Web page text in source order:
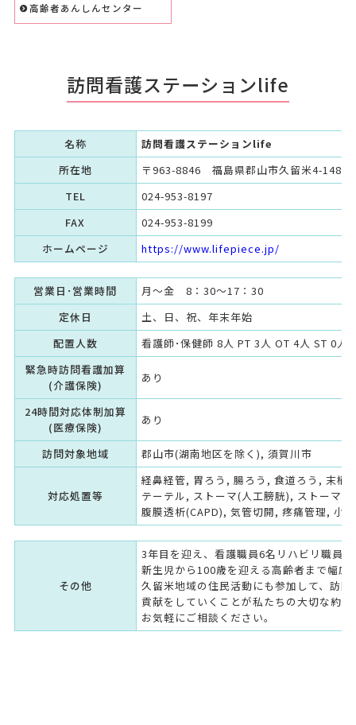
高齢者あんしんセンター
訪問看護ステーションlife
名称
訪問看護ステーションlife
所在地
〒963-8846 福島県郡山市久留米4-148-1
TEL
024-953-8197
FAX
024-953-8199
ホームページ
https://www.lifepiece.jp/
営業日･営業時間
月～金 8：30～17：30
定休日
土、日、祝、年末年始
配置人数
看護師･保健師 8人 PT 3人 OT 4人 ST 0人
緊急時訪問看護加算
(介護保険)
あり
24時間対応体制加算
(医療保険)
あり
訪問対象地域 郡山市(湖南地区を除く), 須賀川市
対応処置等
経鼻経管, 胃ろう, 腸ろう, 食道ろう, 末梢
テーテル, ストーマ(人工膀胱), ストーマ(
腹膜透析(CAPD), 気管切開, 疼痛管理, 小児
その他
3年目を迎え、看護職員6名リハビリ職員5
新生児から100歳を迎える高齢者まで幅広
久留米地域の住民活動にも参加して、訪
貢献をしていくことが私たちの大切な約束
お気軽にご相談ください。